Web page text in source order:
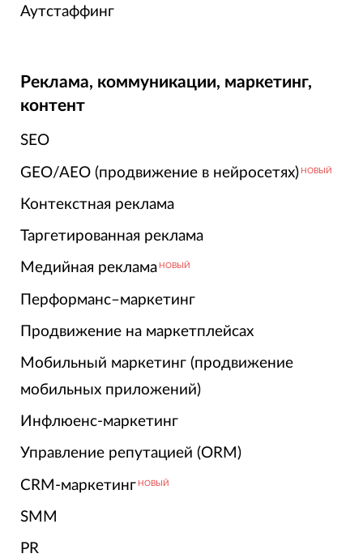
Аутстаффинг
Реклама, коммуникации, маркетинг,
контент
SEO
GEO/AEO (продвижение в нейросетях) НОВЫЙ
Контекстная реклама
Таргетированная реклама
Медийная реклама НОВЫЙ
Перформанс–маркетинг
Продвижение на маркетплейсах
Мобильный маркетинг (продвижение
мобильных приложений)
Инфлюенс-маркетинг
Управление репутацией (ORM)
CRM-маркетинг НОВЫЙ
SMM
PR